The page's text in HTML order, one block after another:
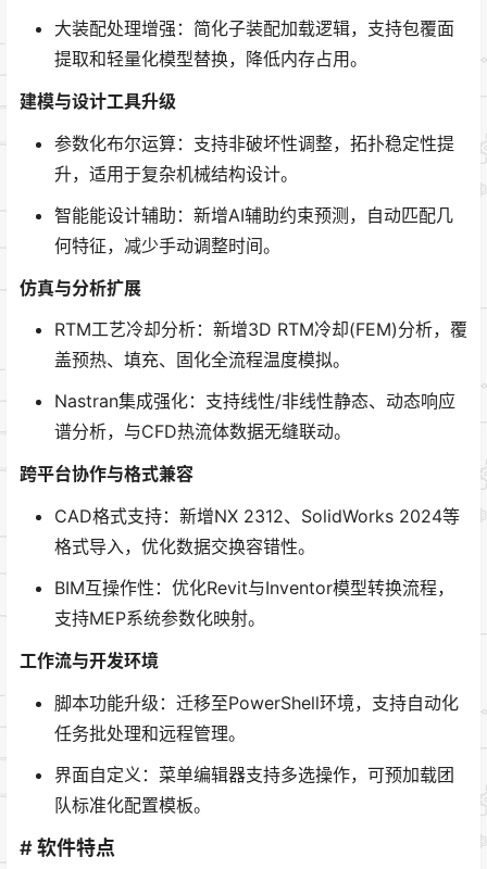
大装配处理增强：简化子装配加载逻辑，支持包覆面
提取和轻量化模型替换，降低内存占用。
建模与设计工具升级
参数化布尔运算：支持非破坏性调整，拓扑稳定性提
升，适用于复杂机械结构设计。
智能能设计辅助：新增AI辅助约束预测，自动匹配几
何特征，减少手动调整时间。
仿真与分析扩展
RTM工艺冷却分析：新增3D RTM冷却(FEM)分析，覆
盖预热、填充、固化全流程温度模拟。
Nastran集成强化：支持线性/非线性静态、动态响应
谱分析，与CFD热流体数据无缝联动。
跨平台协作与格式兼容
CAD格式支持：新增NX 2312、SolidWorks 2024等
格式导入，优化数据交换容错性。
BIM互操作性：优化Revit与Inventor模型转换流程，
支持MEP系统参数化映射。
工作流与开发环境
脚本功能升级：迁移至PowerShell环境，支持自动化
任务批处理和远程管理。
界面自定义：菜单编辑器支持多选操作，可预加载团
队标准化配置模板。
# 软件特点